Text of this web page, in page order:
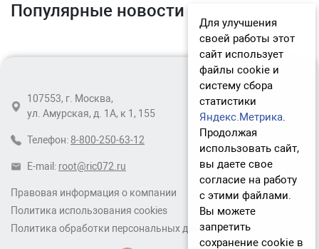
Популярные новости
Правовая информация о компании
Политика использования cookies
Политика обработки персональных данных
107553, г. Москва,
ул. Амурская, д. 1А, к 1, 155
Телефон: 8-800-250-63-12
E-mail: root@ric072.ru
Для улучшения
своей работы этот
сайт использует
файлы cookie и
систему сбора
статистики
Яндекс.Метрика.
Продолжая
использовать сайт,
вы даете свое
согласие на работу
с этими файлами.
Вы можете
запретить
сохранение cookie в